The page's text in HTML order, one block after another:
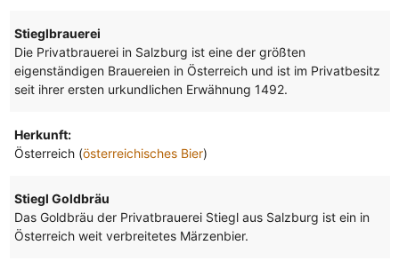
Stieglbrauerei
Die Privatbrauerei in Salzburg ist eine der größten
eigenständigen Brauereien in Österreich und ist im Privatbesitz
seit ihrer ersten urkundlichen Erwähnung 1492.
Herkunft:
Österreich (österreichisches Bier)
Stiegl Goldbräu
Das Goldbräu der Privatbrauerei Stiegl aus Salzburg ist ein in
Österreich weit verbreitetes Märzenbier.